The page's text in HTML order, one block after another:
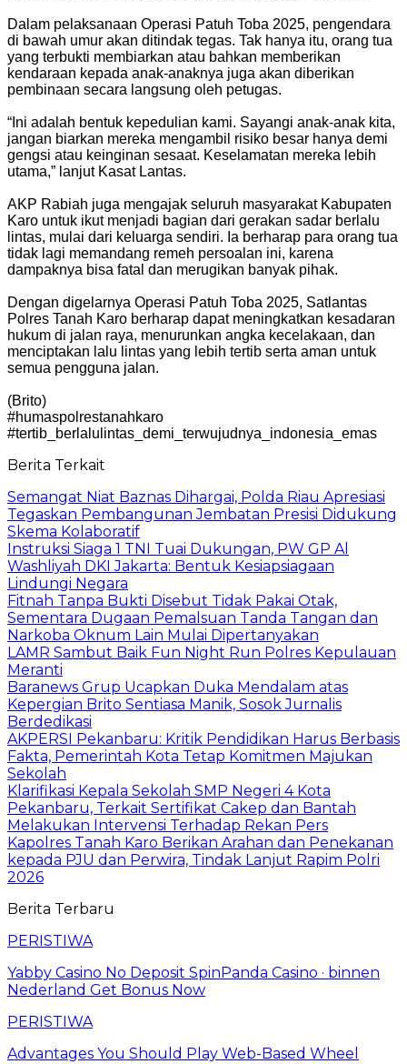
Dalam pelaksanaan Operasi Patuh Toba 2025, pengendara
di bawah umur akan ditindak tegas. Tak hanya itu, orang tua
yang terbukti membiarkan atau bahkan memberikan
kendaraan kepada anak-anaknya juga akan diberikan
pembinaan secara langsung oleh petugas.
“Ini adalah bentuk kepedulian kami. Sayangi anak-anak kita,
jangan biarkan mereka mengambil risiko besar hanya demi
gengsi atau keinginan sesaat. Keselamatan mereka lebih
utama,” lanjut Kasat Lantas.
AKP Rabiah juga mengajak seluruh masyarakat Kabupaten
Karo untuk ikut menjadi bagian dari gerakan sadar berlalu
lintas, mulai dari keluarga sendiri. Ia berharap para orang tua
tidak lagi memandang remeh persoalan ini, karena
dampaknya bisa fatal dan merugikan banyak pihak.
Dengan digelarnya Operasi Patuh Toba 2025, Satlantas
Polres Tanah Karo berharap dapat meningkatkan kesadaran
hukum di jalan raya, menurunkan angka kecelakaan, dan
menciptakan lalu lintas yang lebih tertib serta aman untuk
semua pengguna jalan.
(Brito)
#humaspolrestanahkaro
#tertib_berlalulintas_demi_terwujudnya_indonesia_emas
Berita Terkait
Semangat Niat Baznas Dihargai, Polda Riau Apresiasi
Tegaskan Pembangunan Jembatan Presisi Didukung
Skema Kolaboratif
Instruksi Siaga 1 TNI Tuai Dukungan, PW GP Al
Washliyah DKI Jakarta: Bentuk Kesiapsiagaan
Lindungi Negara
Fitnah Tanpa Bukti Disebut Tidak Pakai Otak,
Sementara Dugaan Pemalsuan Tanda Tangan dan
Narkoba Oknum Lain Mulai Dipertanyakan
LAMR Sambut Baik Fun Night Run Polres Kepulauan
Meranti
Baranews Grup Ucapkan Duka Mendalam atas
Kepergian Brito Sentiasa Manik, Sosok Jurnalis
Berdedikasi
AKPERSI Pekanbaru: Kritik Pendidikan Harus Berbasis
Fakta, Pemerintah Kota Tetap Komitmen Majukan
Sekolah
Klarifikasi Kepala Sekolah SMP Negeri 4 Kota
Pekanbaru, Terkait Sertifikat Cakep dan Bantah
Melakukan Intervensi Terhadap Rekan Pers
Kapolres Tanah Karo Berikan Arahan dan Penekanan
kepada PJU dan Perwira, Tindak Lanjut Rapim Polri
2026
Berita Terbaru
PERISTIWA
Yabby Casino No Deposit SpinPanda Casino · binnen
Nederland Get Bonus Now
PERISTIWA
Advantages You Should Play Web-Based Wheel